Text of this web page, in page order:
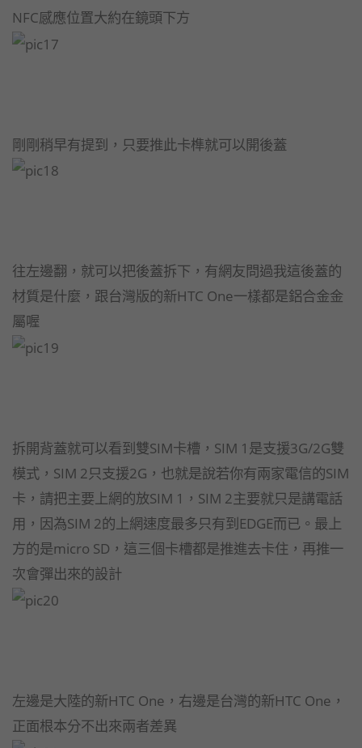
NFC感應位置大約在鏡頭下方
剛剛稍早有提到，只要推此卡榫就可以開後蓋
往左邊翻，就可以把後蓋拆下，有網友問過我這後蓋的
材質是什麼，跟台灣版的新HTC One一樣都是鋁合金金
屬喔
拆開背蓋就可以看到雙SIM卡槽，SIM 1是支援3G/2G雙
模式，SIM 2只支援2G，也就是說若你有兩家電信的SIM
卡，請把主要上網的放SIM 1，SIM 2主要就只是講電話
用，因為SIM 2的上網速度最多只有到EDGE而已。最上
方的是micro SD，這三個卡槽都是推進去卡住，再推一
次會彈出來的設計
左邊是大陸的新HTC One，右邊是台灣的新HTC One，
正面根本分不出來兩者差異